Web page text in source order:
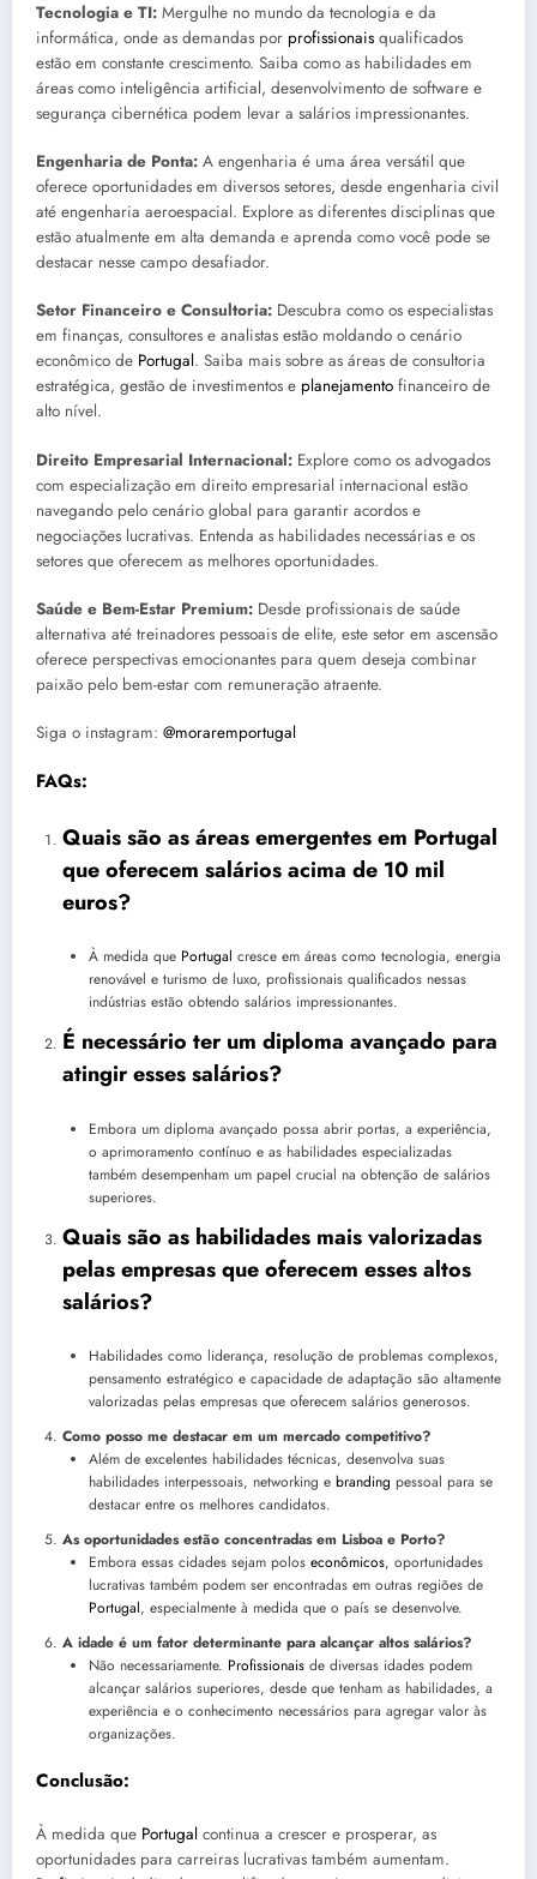
Tecnologia e TI: Mergulhe no mundo da tecnologia e da
informática, onde as demandas por profissionais qualificados
estão em constante crescimento. Saiba como as habilidades em
áreas como inteligência artificial, desenvolvimento de software e
segurança cibernética podem levar a salários impressionantes.
Engenharia de Ponta: A engenharia é uma área versátil que
oferece oportunidades em diversos setores, desde engenharia civil
até engenharia aeroespacial. Explore as diferentes disciplinas que
estão atualmente em alta demanda e aprenda como você pode se
destacar nesse campo desafiador.
Setor Financeiro e Consultoria: Descubra como os especialistas
em finanças, consultores e analistas estão moldando o cenário
econômico de Portugal. Saiba mais sobre as áreas de consultoria
estratégica, gestão de investimentos e planejamento financeiro de
alto nível.
Direito Empresarial Internacional: Explore como os advogados
com especialização em direito empresarial internacional estão
navegando pelo cenário global para garantir acordos e
negociações lucrativas. Entenda as habilidades necessárias e os
setores que oferecem as melhores oportunidades.
Saúde e Bem-Estar Premium: Desde profissionais de saúde
alternativa até treinadores pessoais de elite, este setor em ascensão
oferece perspectivas emocionantes para quem deseja combinar
paixão pelo bem-estar com remuneração atraente.
Siga o instagram: @moraremportugal
FAQs:
Quais são as áreas emergentes em Portugal
que oferecem salários acima de 10 mil
euros?
À medida que Portugal cresce em áreas como tecnologia, energia
renovável e turismo de luxo, profissionais qualificados nessas
indústrias estão obtendo salários impressionantes.
É necessário ter um diploma avançado para
atingir esses salários?
Embora um diploma avançado possa abrir portas, a experiência,
o aprimoramento contínuo e as habilidades especializadas
também desempenham um papel crucial na obtenção de salários
superiores.
Quais são as habilidades mais valorizadas
pelas empresas que oferecem esses altos
salários?
Habilidades como liderança, resolução de problemas complexos,
pensamento estratégico e capacidade de adaptação são altamente
valorizadas pelas empresas que oferecem salários generosos.
Como posso me destacar em um mercado competitivo?
Além de excelentes habilidades técnicas, desenvolva suas
habilidades interpessoais, networking e branding pessoal para se
destacar entre os melhores candidatos.
As oportunidades estão concentradas em Lisboa e Porto?
Embora essas cidades sejam polos econômicos, oportunidades
lucrativas também podem ser encontradas em outras regiões de
Portugal, especialmente à medida que o país se desenvolve.
A idade é um fator determinante para alcançar altos salários?
Não necessariamente. Profissionais de diversas idades podem
alcançar salários superiores, desde que tenham as habilidades, a
experiência e o conhecimento necessários para agregar valor às
organizações.
Conclusão:
À medida que Portugal continua a crescer e prosperar, as
oportunidades para carreiras lucrativas também aumentam.